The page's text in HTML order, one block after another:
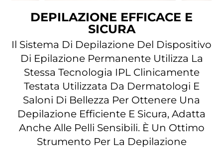
DEPILAZIONE EFFICACE E
SICURA
Il Sistema Di Depilazione Del Dispositivo
Di Epilazione Permanente Utilizza La
Stessa Tecnologia IPL Clinicamente
Testata Utilizzata Da Dermatologi E
Saloni Di Bellezza Per Ottenere Una
Depilazione Efficiente E Sicura, Adatta
Anche Alle Pelli Sensibili. È Un Ottimo
Strumento Per La Depilazione